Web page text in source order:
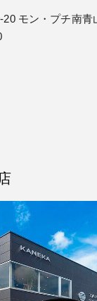
モン・プチ南青